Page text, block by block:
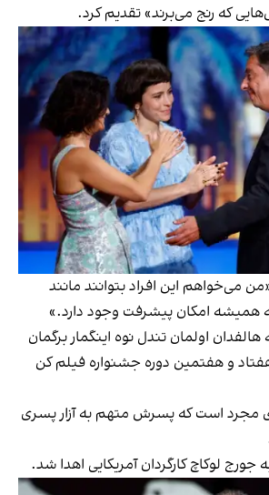
که رنج می‌برند» تقدیم کرد.
می‌خواهم این افراد بتوانند مانند
که همیشه امکان پیشرفت وجود دارد.»
اولمان تندل نوه اینگمار برگمان
و هفتمین دوره جشنواره فیلم کن
مجرد است که پسرش متهم به آزار پسری
لوکاچ کارگردان آمریکایی اهدا شد.